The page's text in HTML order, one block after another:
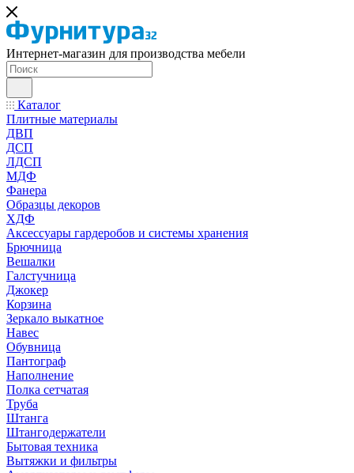
Интернет-магазин для производства мебели
Каталог
Плитные материалы
ДВП
ДСП
ЛДСП
МДФ
Фанера
Образцы декоров
ХДФ
Аксессуары гардеробов и системы хранения
Брючница
Вешалки
Галстучница
Джокер
Корзина
Зеркало выкатное
Навес
Обувница
Пантограф
Наполнение
Полка сетчатая
Труба
Штанга
Штангодержатели
Бытовая техника
Вытяжки и фильтры